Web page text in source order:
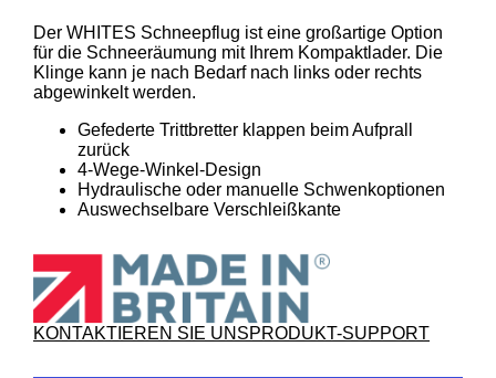
Der WHITES Schneepflug ist eine großartige Option
für die Schneeräumung mit Ihrem Kompaktlader. Die
Klinge kann je nach Bedarf nach links oder rechts
abgewinkelt werden.
Gefederte Trittbretter klappen beim Aufprall
zurück
4-Wege-Winkel-Design
Hydraulische oder manuelle Schwenkoptionen
Auswechselbare Verschleißkante
KONTAKTIEREN SIE UNSPRODUKT-SUPPORT